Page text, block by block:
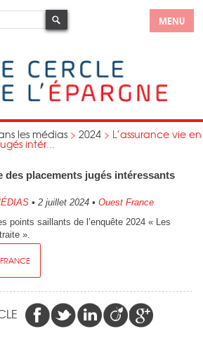
MENU
les médias > 2024 > L’assurance vie en
intér...
des placements jugés intéressants
• 2 juillet 2024• Ouest France
points saillants de l’enquête 2024 « Les
».